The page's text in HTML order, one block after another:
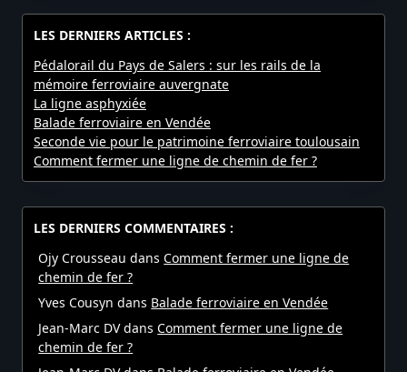
LES DERNIERS ARTICLES :
Pédalorail du Pays de Salers : sur les rails de la
mémoire ferroviaire auvergnate
La ligne asphyxiée
Balade ferroviaire en Vendée
Seconde vie pour le patrimoine ferroviaire toulousain
Comment fermer une ligne de chemin de fer ?
LES DERNIERS COMMENTAIRES :
Ojy Crousseau dansComment fermer une ligne de
chemin de fer ?
Yves Cousyn dans Balade ferroviaire en Vendée
Jean-Marc DVdansComment fermer une ligne de
chemin de fer ?